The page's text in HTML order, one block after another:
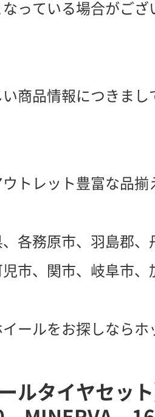
なっている場合がご
商品情報につきま
トレット豊富な品揃
各務原市、羽島郡
市、関市、岐阜市
ールをお探しなら
ールタイヤセ